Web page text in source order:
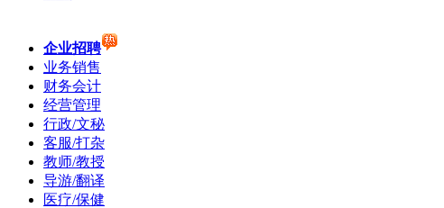
企业招聘
业务销售
财务会计
经营管理
行政/文秘
客服/打杂
教师/教授
导游/翻译
医疗/保健